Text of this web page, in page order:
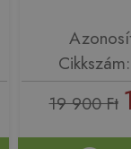
19 900 Ft